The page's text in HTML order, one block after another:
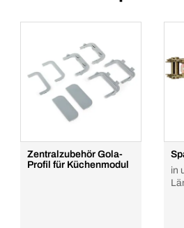
Zentralzubehör Gola-
Profil für Küchenmodul
in